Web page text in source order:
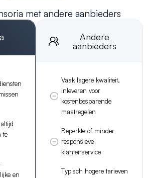
met andere aanbieders
te
en
Andere
aanbieders
Vaak lagere kwaliteit,
inleveren voor
kostenbesparende
maatregelen
Beperkte of minder
responsieve
klantenservice
Typisch hogere tarieven